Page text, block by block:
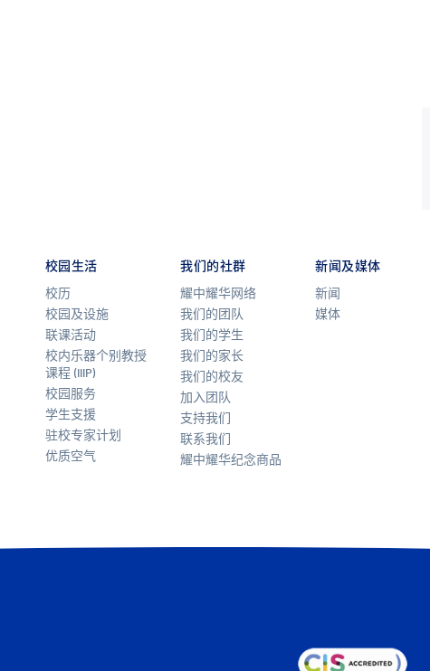
校园生活
校历
校园及设施
联课活动
校内乐器个别教授
课程 (IIIP)
校园服务
学生支援
驻校专家计划
优质空气
我们的社群
耀中耀华网络
我们的团队
我们的学生
我们的家长
我们的校友
加入团队
支持我们
联系我们
耀中耀华纪念商品
新闻及媒体
新闻
媒体